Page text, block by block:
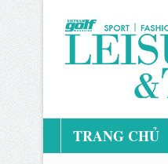
TRANG CHỦ